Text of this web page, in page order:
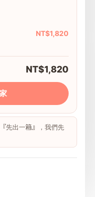
NT$1,820
NT$1,820
先出一箱』，我們先